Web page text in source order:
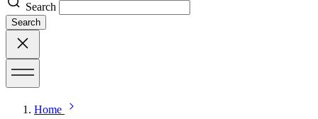
Search
Search
Home